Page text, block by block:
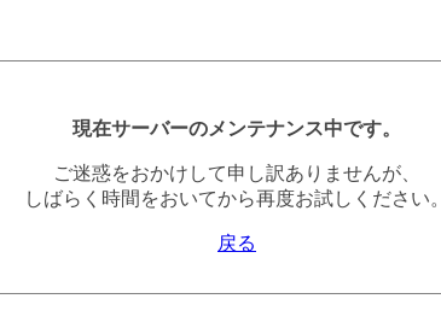
現在サーバーのメンテナンス中です。
ご迷惑をおかけして申し訳ありませんが、
しばらく時間をおいてから再度お試しください。
戻る